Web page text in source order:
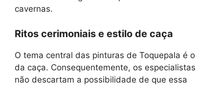
cavernas.
Ritos cerimoniais e estilo de caça
O tema central das pinturas de Toquepala é o
da caça. Consequentemente, os especialistas
não descartam a possibilidade de que essa